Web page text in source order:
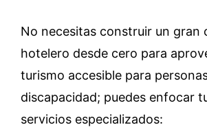
No necesitas construir un gran
hotelero desde cero para
turismo accesible para
discapacidad; puedes enfocar
servicios especializados: